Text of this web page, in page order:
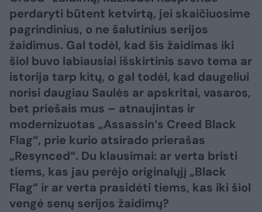
perdaryti būtent ketvirtą, jei skaičiuosime
pagrindinius, o ne šalutinius serijos
žaidimus. Gal todėl, kad šis žaidimas iki
šiol buvo labiausiai išskirtinis savo tema ar
istorija tarp kitų, o gal todėl, kad daugeliui
norisi daugiau Saulės ar apskritai, vasaros,
bet priešais mus – atnaujintas ir
modernizuotas „Assassin‘s Creed Black
Flag“, prie kurio atsirado prierašas
„Resynced“. Du klausimai: ar verta bristi
tiems, kas jau perėjo originalųjį „Black
Flag“ ir ar verta prasidėti tiems, kas iki šiol
vengė senų serijos žaidimų?